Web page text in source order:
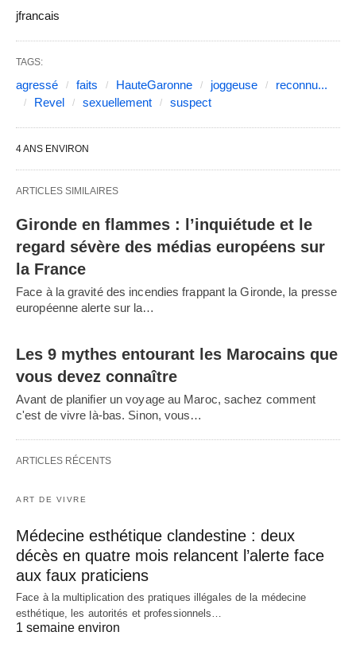
jfrancais
TAGS:
agressé faits HauteGaronne joggeuse
reconnu...
Revel
sexuellement suspect
4 ANS ENVIRON
ARTICLES SIMILAIRES
Gironde en flammes : l’inquiétude et le
regard sévère des médias européens sur
la France
Face à la gravité des incendies frappant la Gironde, la presse
européenne alerte sur la…
Les 9 mythes entourant les Marocains que
vous devez connaître
Avant de planifier un voyage au Maroc, sachez comment
c'est de vivre là-bas. Sinon, vous…
ARTICLES RÉCENTS
ART DE VIVRE
Médecine esthétique clandestine : deux
décès en quatre mois relancent l’alerte face
aux faux praticiens
Face à la multiplication des pratiques illégales de la médecine
esthétique, les autorités et professionnels…
1 semaine environ